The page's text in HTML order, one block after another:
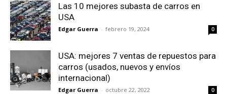
Las 10 mejores subasta de carros en
USA
Edgar Guerra - febrero 19, 2024 0
USA: mejores 7 ventas de repuestos para
carros (usados, nuevos y envíos
internacional)
Edgar Guerra - octubre 22, 2022 0